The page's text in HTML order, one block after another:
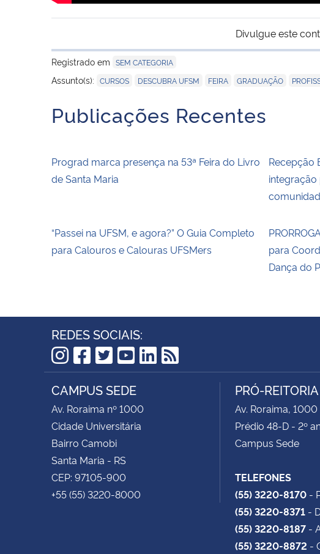
Divulgue este
Registrado em SEM CATEGORIA
Assunto(s): CURSOS DESCUBRA UFSM FEIRA GRADUAÇÃO
Publicações Recentes
Prograd marca presença na 53ª Feira do Livro
de Santa Maria
Recepção
integração
“Passei na UFSM, e agora?” O Guia Completo
para Calouros e Calouras UFSMers
para
Dança do
REDES SOCIAIS:
Instagram
Facebook
Twitter
YouTube
LinkedIn
RSS
CAMPUS SEDE
Av. Roraima nº 1000
Cidade Universitária
Bairro Camobi
Santa Maria - RS
CEP: 97105-900
+55 (55) 3220-8000
PRÓ-
Av. Roraima, 1000
Prédio 48-D - 2º
Campus Sede
TELEFONES
(55) 3220-8170 -
(55) 3220-8371 -
(55) 3220-8187 -
(55) 3220-8872 -